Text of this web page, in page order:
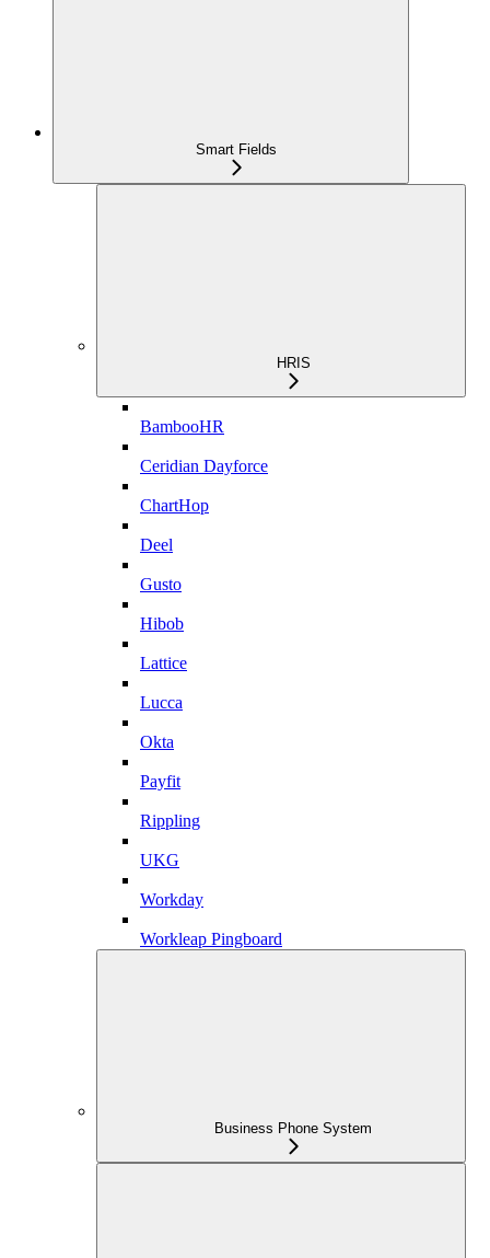
Smart Fields
HRIS
BambooHR
Ceridian Dayforce
ChartHop
Deel
Gusto
Hibob
Lattice
Lucca
Okta
Payfit
Rippling
UKG
Workday
Workleap Pingboard
Business Phone System